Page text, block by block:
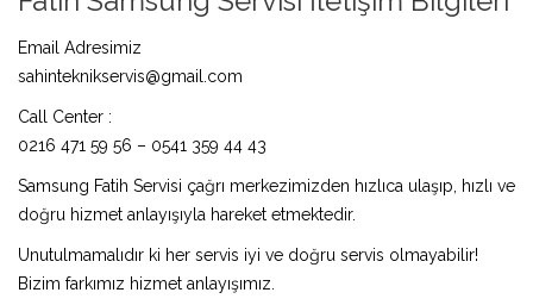
Email Adresimiz
sahinteknikservis@gmail.com
Call Center :
0216 471 59 56 – 0541 359 44 43
Samsung Fatih Servisi çağrı merkezimizden hızlıca ulaşıp, hızlı ve
doğru hizmet anlayışıyla hareket etmektedir.
Unutulmamalıdır ki her servis iyi ve doğru servis olmayabilir!
Bizim farkımız hizmet anlayışımız.